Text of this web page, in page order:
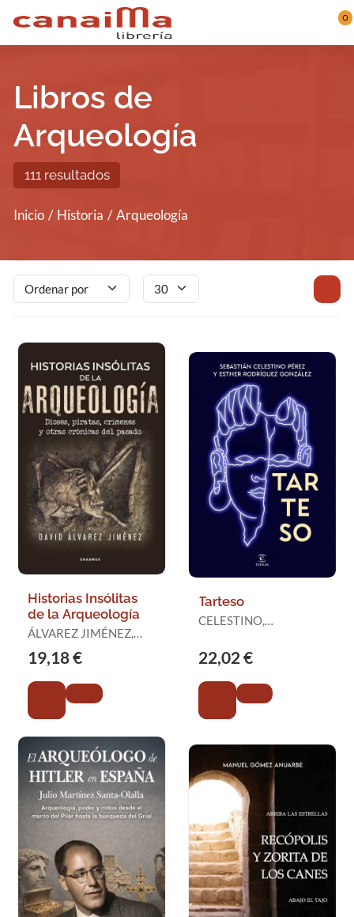
Saltar al contenido principal 0
Libros de
Arqueología
111 resultados
Inicio Historia Arqueología
Historias Insólitas
de la Arqueología
ÁLVAREZ JIMÉNEZ,
19,18 €
Tarteso
CELESTINO,
RODRÍGUEZ, ESTHER
22,02 €